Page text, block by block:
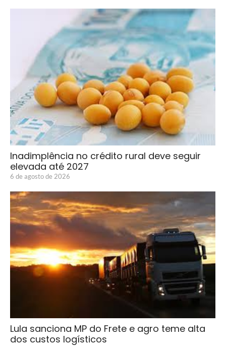
Inadimplência no crédito rural deve seguir
elevada até 2027
6 de agosto de 2026
Lula sanciona MP do Frete e agro teme alta
dos custos logísticos